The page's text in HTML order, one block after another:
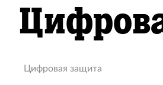
Цифровая защита